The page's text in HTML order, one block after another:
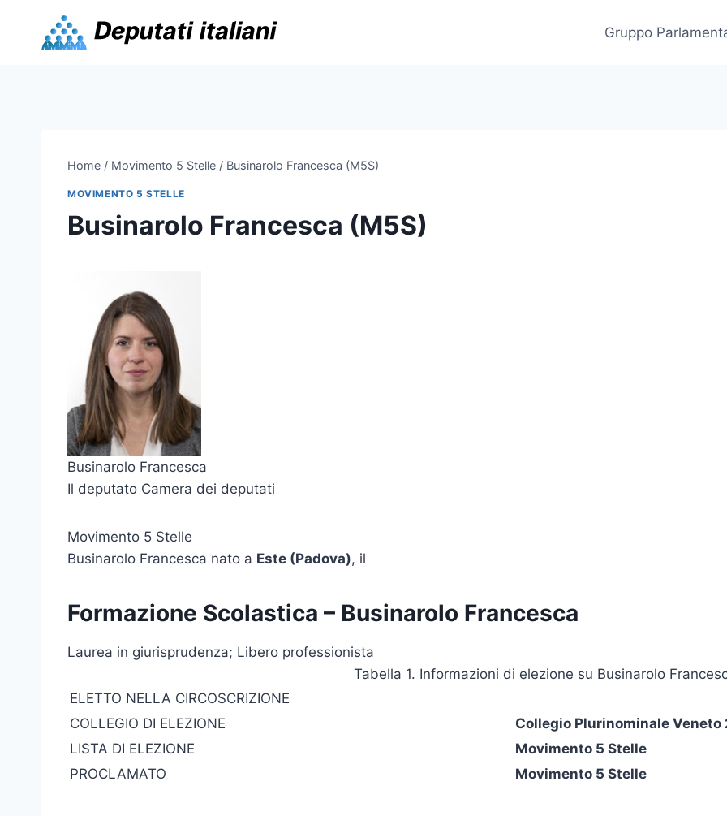
content
Gruppo
Home / Movimento 5 Stelle / Businarolo Francesca (M5S)
MOVIMENTO 5 STELLE
Businarolo Francesca (M5S)
Businarolo Francesca
Il deputato Camera dei deputati
Movimento 5 Stelle
Businarolo Francesca nato a Este (Padova), il
Formazione Scolastica – Businarolo Francesca
Laurea in giurisprudenza; Libero professionista
Tabella 1. Informazioni di elezione su Businarolo
ELETTO NELLA CIRCOSCRIZIONE
COLLEGIO DI ELEZIONE
Collegio Plurinominale Veneto
LISTA DI ELEZIONE
Movimento 5 Stelle
PROCLAMATO
Movimento 5 Stelle